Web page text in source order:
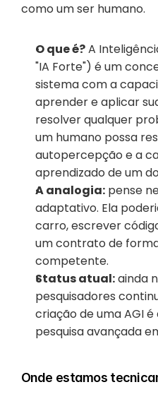
como um ser humano.
O que é? A
"IA Forte") é um
sistema com a
aprender e aplicar
resolver qualquer
um humano possa
autopercepção e a
aprendizado de um
A analogia: pense
adaptativo. Ela
carro, escrever
um contrato de
competente.
Status atual: ainda
pesquisadores
criação de uma AGI
pesquisa avançada
Onde estamos